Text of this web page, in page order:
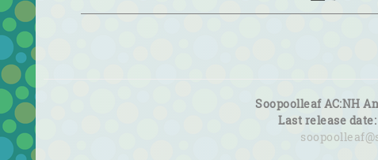
Soopoolleaf AC:NH
Last release